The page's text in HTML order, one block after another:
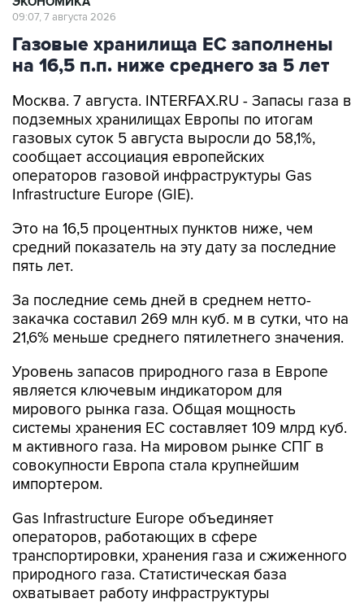
09:07, 7 августа 2026
Газовые хранилища ЕС заполнены
на 16,5 п.п. ниже среднего за 5 лет
Москва. 7 августа. INTERFAX.RU - Запасы газа в
подземных хранилищах Европы по итогам
газовых суток 5 августа выросли до 58,1%,
сообщает ассоциация европейских
операторов газовой инфраструктуры Gas
Infrastructure Europe (GIE).
Это на 16,5 процентных пунктов ниже, чем
средний показатель на эту дату за последние
пять лет.
За последние семь дней в среднем нетто-
закачка составил 269 млн куб. м в сутки, что на
21,6% меньше среднего пятилетнего значения.
Уровень запасов природного газа в Европе
является ключевым индикатором для
мирового рынка газа. Общая мощность
системы хранения ЕС составляет 109 млрд куб.
м активного газа. На мировом рынке СПГ в
совокупности Европа стала крупнейшим
импортером.
Gas Infrastructure Europe объединяет
операторов, работающих в сфере
транспортировки, хранения газа и сжиженного
природного газа. Статистическая база
охватывает работу инфраструктуры